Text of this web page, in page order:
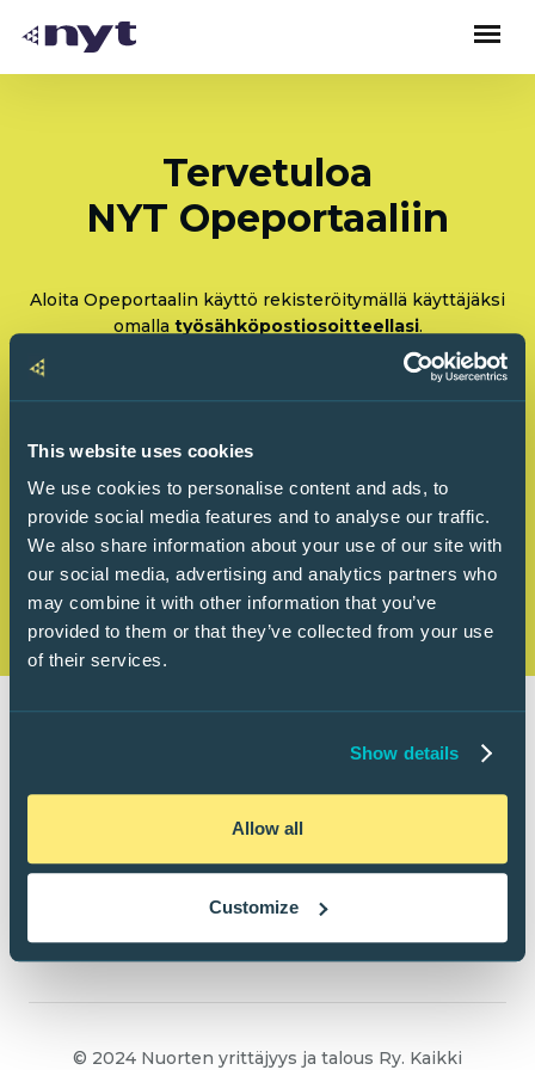
This website uses cookies
We use cookies to personalise content and ads, to
provide social media features and to analyse our traffic.
We also share information about your use of our site with
our social media, advertising and analytics partners who
may combine it with other information that you’ve
provided to them or that they’ve collected from your use
of their services.
Show details
Allow all
Customize
Tervetuloa
NYT Opeportaaliin
Aloita Opeportaalin käyttö rekisteröitymällä käyttäjäksi
omalla työsähköpostiosoitteellasi.
Rekisteröidy: Olen tulossa käyttämään Opeportaalia
ensimmäistä kertaa
Kirjaudu sisään: Olen käyttänyt Opeportaalia
ennenkin
© 2024 Nuorten yrittäjyys ja talous Ry. Kaikki